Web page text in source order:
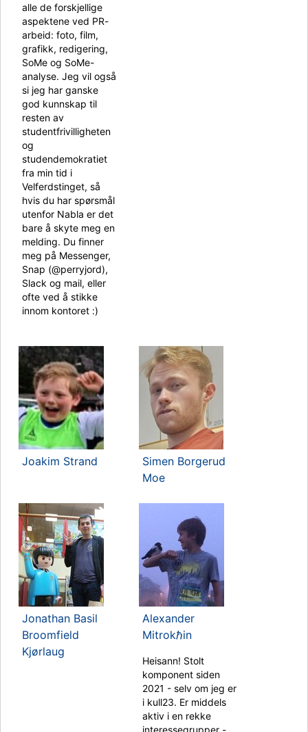
alle de forskjellige
aspektene ved PR-
arbeid: foto, film,
grafikk, redigering,
SoMe og SoMe-
analyse. Jeg vil også
si jeg har ganske
god kunnskap til
resten av
studentfrivilligheten
og
studendemokratiet
fra min tid i
Velferdstinget, så
hvis du har spørsmål
utenfor Nabla er det
bare å skyte meg en
melding. Du finner
meg på Messenger,
Snap (@perryjord),
Slack og mail, eller
ofte ved å stikke
innom kontoret :)
Joakim Strand
Simen Borgerud
Moe
Jonathan Basil
Broomfield
Kjørlaug
Alexander
Mitrokℏin
Heisann! Stolt
komponent siden
2021 - selv om jeg er
i kull23. Er middels
aktiv i en rekke
interessegrupper -